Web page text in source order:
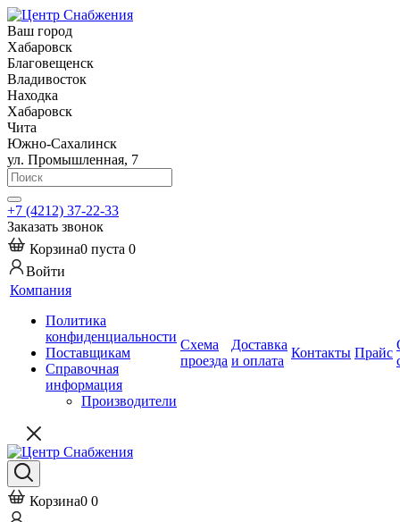
Ваш город
Хабаровск
Благовещенск
Владивосток
Находка
Хабаровск
Чита
Южно-Сахалинск
ул. Промышленная, 7
+7 (4212) 37-22-33
Заказать звонок
Корзина0 пуста 0
Войти
Компания
Политика
конфиденциальности
Поставщикам
Справочная
информация
Производители
Схема
проезда
Доставка
и оплата
Контакты Прайс
Корзина0 0